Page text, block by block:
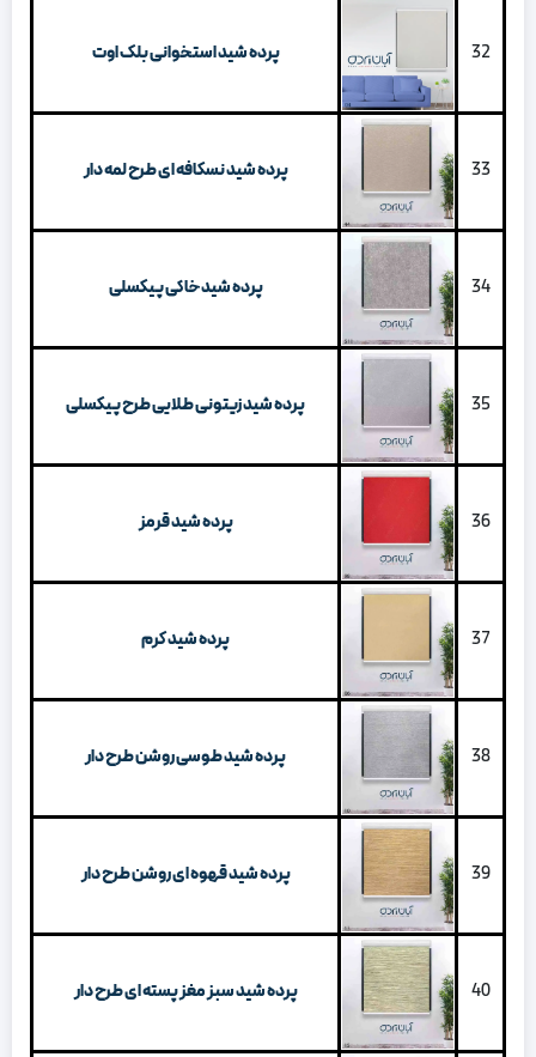
32 پرده شید استخوانی بلک اوت
33 پرده شید نسکافه ای طرح لمه دار
34 پرده شید خاکی پیکسلی
35 پرده شید زیتونی طلایی طرح پیکسلی
36 پرده شید قرمز
37 پرده شید کرم
38 پرده شید طوسی روشن طرح دار
39 پرده شید قهوه ای روشن طرح دار
40 پرده شید سبز مغز پسته ای طرح دار